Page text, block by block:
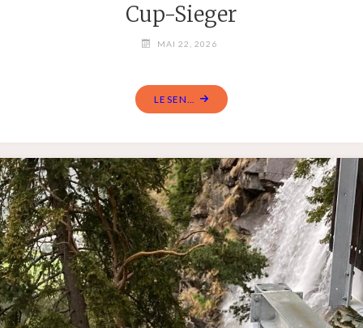
Cup-Sieger
MAI 22, 2026
LESEN...